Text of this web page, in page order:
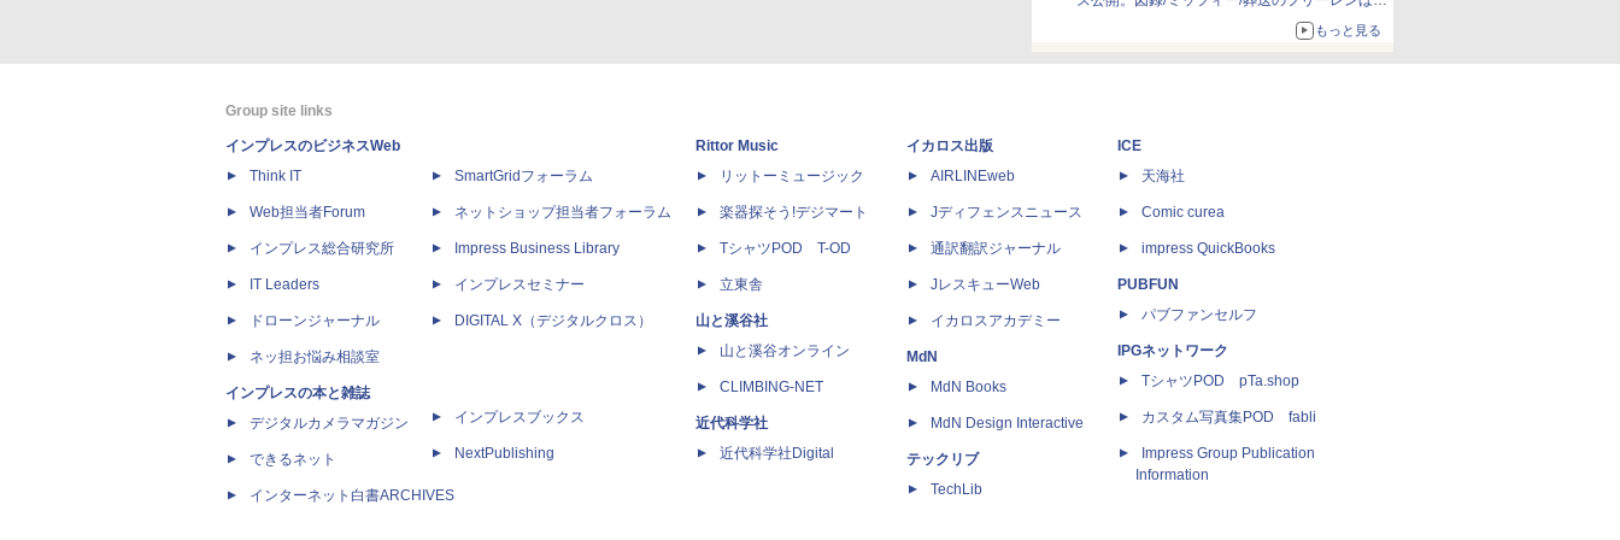
もっと見る
Group site links
インプレスのビジネスWeb
Think IT
Web担当者Forum
インプレス総合研究所
IT Leaders
ドローンジャーナル
ネッ担お悩み相談室
インプレスの本と雑誌
デジタルカメラマガジン
できるネット
インターネット白書ARCHIVES
SmartGridフォーラム
ネットショップ担当者フォーラム
Impress Business Library
インプレスセミナー
DIGITAL X（デジタルクロス）
インプレスブックス
NextPublishing
Rittor Music
リットーミュージック
楽器探そう!デジマート
TシャツPOD T-OD
立東舎
山と溪谷社
山と溪谷オンライン
CLIMBING-NET
近代科学社
近代科学社Digital
イカロス出版
AIRLINEweb
Jディフェンスニュース
通訳翻訳ジャーナル
JレスキューWeb
イカロスアカデミー
MdN
MdN Books
MdN Design Interactive
テックリブ
TechLib
ICE
天海社
Comic curea
impress QuickBooks
PUBFUN
パブファンセルフ
IPGネットワーク
TシャツPOD pTa.shop
カスタム写真集POD fabli
Impress Group Publication
Information